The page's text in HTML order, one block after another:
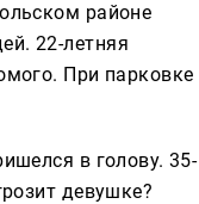
районе
22-летняя
При парковке
в голову. 35-
девушке?